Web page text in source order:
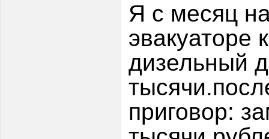
Я с месяц
эвакуаторе
дизельный
приговор: